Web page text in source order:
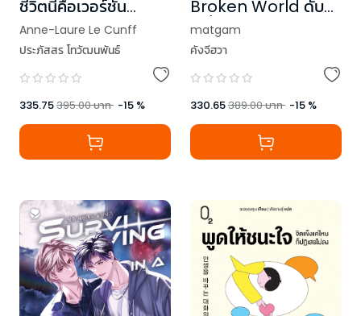
ชีวิตนี้คือเวอร์ชั่น
ทดลอง
Anne-Laure Le Cunff
ประภัสสร โทวัฒนพันธ์
335.75395.00บาท -15 %
Broken World ดับ
เครื่องชนผจญวันแห่ง
หายนะ เล่ม 3
matgam
คังจีฮวา
330.65389.00บาท -15 %